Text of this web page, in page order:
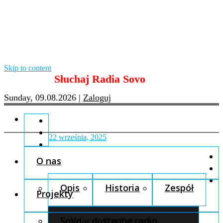
Skip to content
Słuchaj Radia Sovo
Sunday, 09.08.2026 | Zaloguj
O nas
Opis Historia Zespół
Fundacja Pro Cultura
Projekty
SoVo – dostępne radio
22 września, 2025